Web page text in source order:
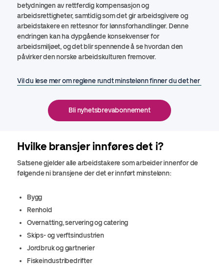
betydningen av rettferdig kompensasjon og
arbeidsrettigheter, samtidig som det gir arbeidsgivere og
arbeidstakere en rettesnor for lønnsforhandlinger. Denne
endringen kan ha dypgående konsekvenser for
arbeidsmiljøet, og det blir spennende å se hvordan den
påvirker den norske arbeidskulturen fremover.
Vil du lese mer om reglene rundt minstelønn finner du det her
Bli nyhetsbrevabonnement
Hvilke bransjer innføres det i?
Satsene gjelder alle arbeidstakere som arbeider innenfor de
følgende ni bransjene der det er innført minstelønn:
Bygg
Renhold
Overnatting, servering og catering
Skips- og verftsindustrien
Jordbruk og gartnerier
Fiskeindustribedrifter